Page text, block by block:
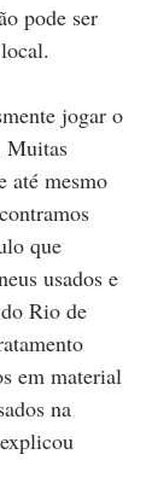
pode ser
jogar o
Muitas
até mesmo
que
usados e
Rio de
em material
na